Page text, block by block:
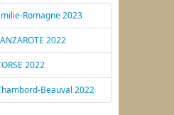
Romagne 2023
2022
2022
Beauval 2022